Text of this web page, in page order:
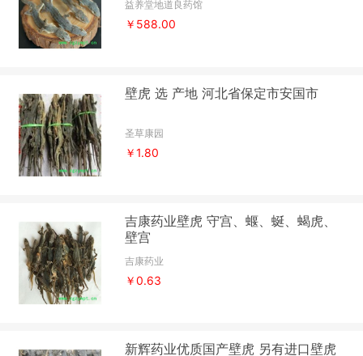
益养堂地道良药馆
￥588.00
壁虎 选 产地 河北省保定市安国市
圣草康园
￥1.80
吉康药业壁虎 守宫、蝘、蜒、蝎虎、
壁宫
吉康药业
￥0.63
新辉药业优质国产壁虎 另有进口壁虎